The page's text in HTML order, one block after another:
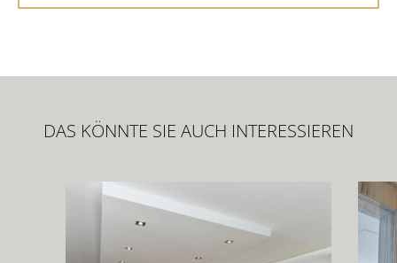
DAS KÖNNTE SIE AUCH INTERESSIEREN